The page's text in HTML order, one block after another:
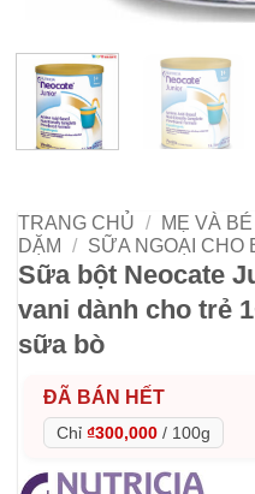
TRANG CHỦ / MẸ VÀ BÉ
DẶM
/ SỮA NGOẠI CHO
Sữa bột Neocate
vani dành cho trẻ
sữa bò
ĐÃ BÁN HẾT
Chỉ ₫300,000 / 100g